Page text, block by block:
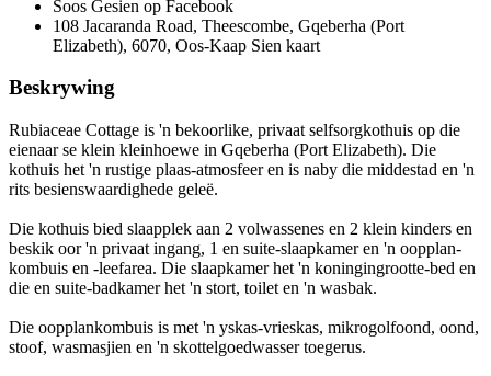
Soos Gesien op Facebook
108 Jacaranda Road, Theescombe, Gqeberha (Port
Elizabeth), 6070, Oos-Kaap Sien kaart
Beskrywing
Rubiaceae Cottage is 'n bekoorlike, privaat selfsorgkothuis op die
eienaar se klein kleinhoewe in Gqeberha (Port Elizabeth). Die
kothuis het 'n rustige plaas-atmosfeer en is naby die middestad en 'n
rits besienswaardighede geleë.
Die kothuis bied slaapplek aan 2 volwassenes en 2 klein kinders en
beskik oor 'n privaat ingang, 1 en suite-slaapkamer en 'n oopplan-
kombuis en -leefarea. Die slaapkamer het 'n koningingrootte-bed en
die en suite-badkamer het 'n stort, toilet en 'n wasbak.
Die oopplankombuis is met 'n yskas-vrieskas, mikrogolfoond, oond,
stoof, wasmasjien en 'n skottelgoedwasser toegerus.